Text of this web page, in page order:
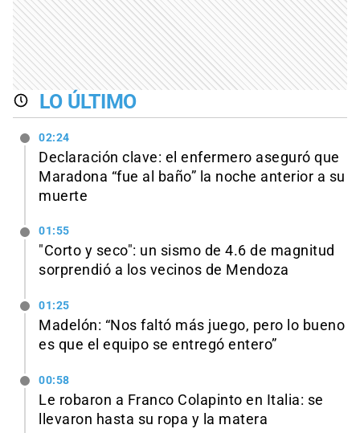
LO ÚLTIMO
02:24
Declaración clave: el enfermero aseguró que
Maradona “fue al baño” la noche anterior a su
muerte
01:55
"Corto y seco": un sismo de 4.6 de magnitud
sorprendió a los vecinos de Mendoza
01:25
Madelón: “Nos faltó más juego, pero lo bueno
es que el equipo se entregó entero”
00:58
Le robaron a Franco Colapinto en Italia: se
llevaron hasta su ropa y la matera